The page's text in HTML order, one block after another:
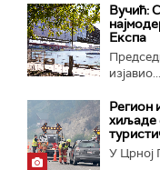
Вучић:
Експа
изјавио...
Регион
хиљаде
У Црној